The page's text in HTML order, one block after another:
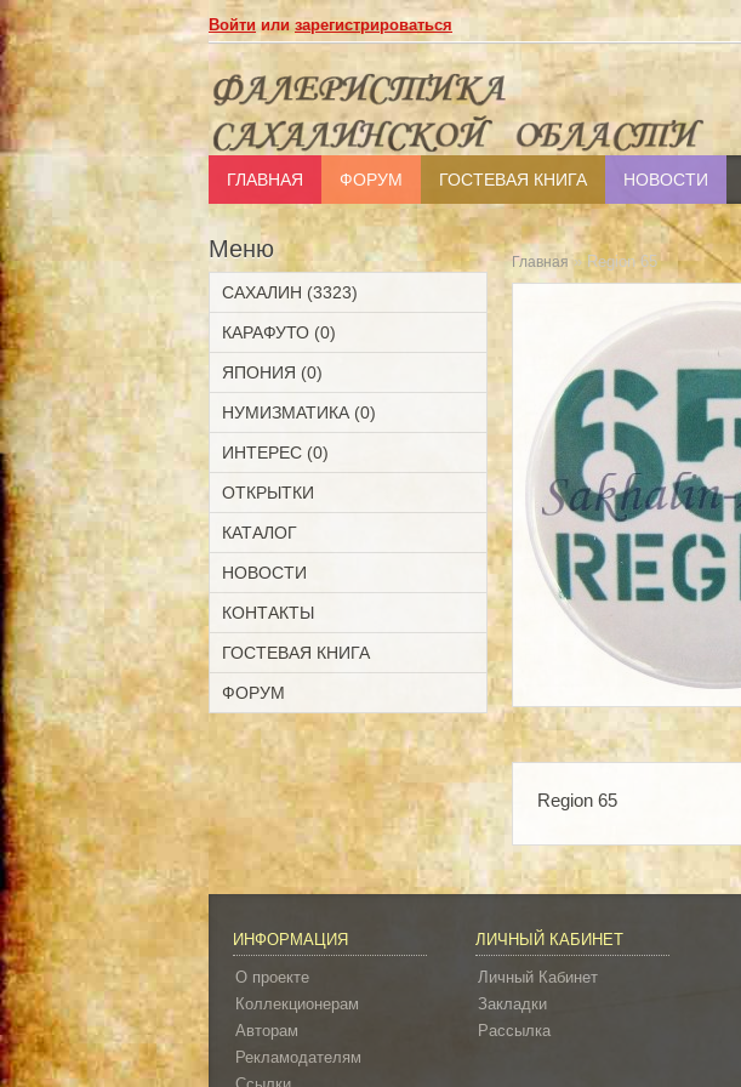
Войти илизарегистрироваться
ГЛАВНАЯ ФОРУМ ГОСТЕВАЯ КНИГА НОВОСТИ
Меню
САХАЛИН (3323)
КАРАФУТО (0)
ЯПОНИЯ (0)
НУМИЗМАТИКА (0)
ИНТЕРЕС (0)
ОТКРЫТКИ
КАТАЛОГ
НОВОСТИ
КОНТАКТЫ
ГОСТЕВАЯ КНИГА
ФОРУМ
Главная » Region 65
Region 65
ИНФОРМАЦИЯ
О проекте
Коллекционерам
Авторам
Рекламодателям
ЛИЧНЫЙ КАБИНЕТ
Личный Кабинет
Закладки
Рассылка